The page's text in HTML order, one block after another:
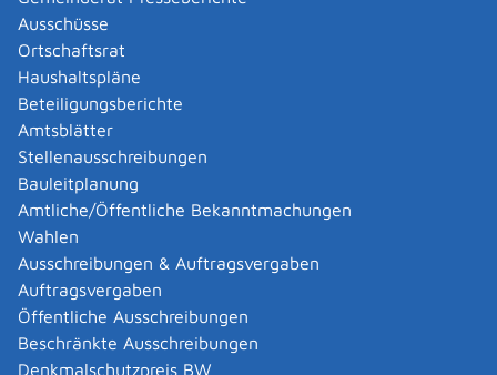
Ausschüsse
Ortschaftsrat
Haushaltspläne
Beteiligungsberichte
Amtsblätter
Stellenausschreibungen
Bauleitplanung
Amtliche/Öffentliche Bekanntmachungen
Wahlen
Ausschreibungen & Auftragsvergaben
Auftragsvergaben
Öffentliche Ausschreibungen
Beschränkte Ausschreibungen
Denkmalschutzpreis BW
Dolmetscher, Übersetzer mit Wohnsitz oder
Niederlassung in Baden-Württemberg - Allgemeine
Beeidigung beantragen
Dolmetscher, Übersetzer mit Wohnsitz oder
Niederlassung in anderen Ländern - Allgemeine
Beeidigung beantragen
Onlineantrag und Formulare
Antrag auf Aufnahme in das Verzeichnis bei
vorübergehender Tätigkeit
Zuständige Stelle